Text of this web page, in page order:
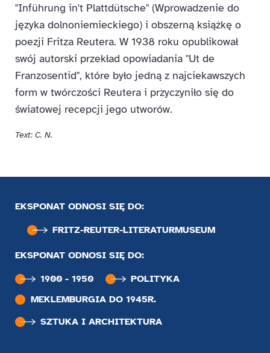
"Inführung in't Plattdütsche" (Wprowadzenie do
języka dolnoniemieckiego) i obszerną książkę o
poezji Fritza Reutera. W 1938 roku opublikował
swój autorski przekład opowiadania "Ut de
Franzosentid", które było jedną z najciekawszych
form w twórczości Reutera i przyczyniło się do
światowej recepcji jego utworów.
Text: C. N.
EKSPONAT ODNOSI SIĘ DO:
FRITZ-REUTER-LITERATUR­MUSEUM
EKSPONAT ODNOSI SIĘ DO:
1900 - 1950
POLITYKA
MEKLEMBURGIA DO 1945R.
SZTUKA I ARCHITEKTURA